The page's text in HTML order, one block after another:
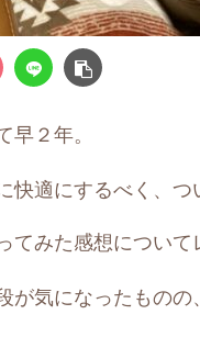
早２年。
快適にするべく、
てみた感想につい
が気になったものの